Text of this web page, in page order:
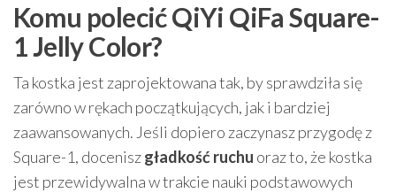
Komu polecić QiYi QiFa Square-
1 Jelly Color?
Ta kostka jest zaprojektowana tak, by sprawdziła się
zarówno w rękach początkujących, jak i bardziej
zaawansowanych. Jeśli dopiero zaczynasz przygodę z
Square-1, doceniszgładkość ruchu oraz to, że kostka
jest przewidywalna w trakcie nauki podstawowych